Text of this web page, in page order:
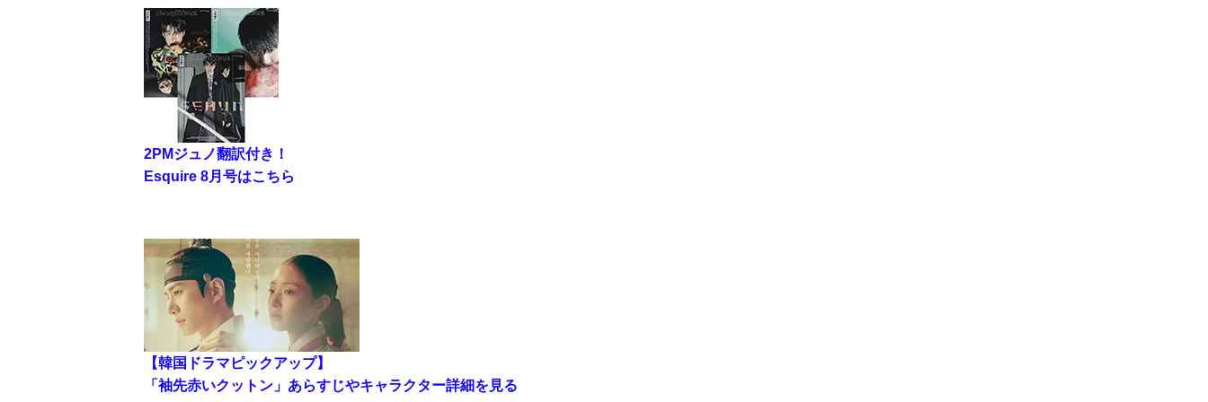
2PMジュノ翻訳付き！
Esquire 8月号はこちら
【韓国ドラマピックアップ】
「袖先赤いクットン」あらすじやキャラクター詳細を見る